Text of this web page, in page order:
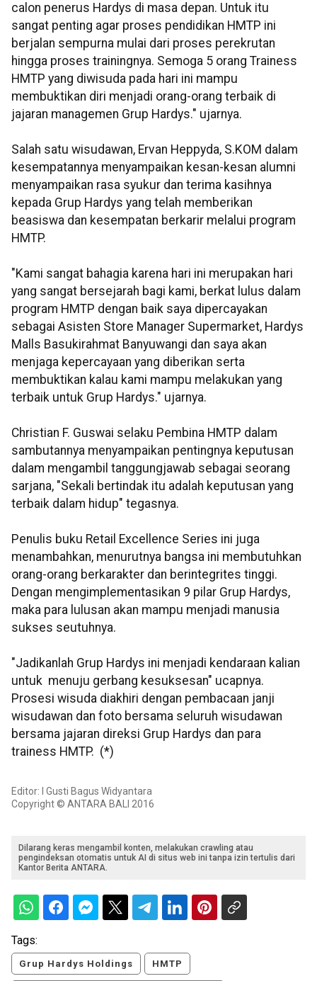
calon penerus Hardys di masa depan. Untuk itu
sangat penting agar proses pendidikan HMTP ini
berjalan sempurna mulai dari proses perekrutan
hingga proses trainingnya. Semoga 5 orang Trainess
HMTP yang diwisuda pada hari ini mampu
membuktikan diri menjadi orang-orang terbaik di
jajaran managemen Grup Hardys." ujarnya.
Salah satu wisudawan, Ervan Heppyda, S.KOM dalam
kesempatannya menyampaikan kesan-kesan alumni
menyampaikan rasa syukur dan terima kasihnya
kepada Grup Hardys yang telah memberikan
beasiswa dan kesempatan berkarir melalui program
HMTP.
"Kami sangat bahagia karena hari ini merupakan hari
yang sangat bersejarah bagi kami, berkat lulus dalam
program HMTP dengan baik saya dipercayakan
sebagai Asisten Store Manager Supermarket, Hardys
Malls Basukirahmat Banyuwangi dan saya akan
menjaga kepercayaan yang diberikan serta
membuktikan kalau kami mampu melakukan yang
terbaik untuk Grup Hardys." ujarnya.
Christian F. Guswai selaku Pembina HMTP dalam
sambutannya menyampaikan pentingnya keputusan
dalam mengambil tanggungjawab sebagai seorang
sarjana, "Sekali bertindak itu adalah keputusan yang
terbaik dalam hidup" tegasnya.
Penulis buku Retail Excellence Series ini juga
menambahkan, menurutnya bangsa ini membutuhkan
orang-orang berkarakter dan berintegrites tinggi.
Dengan mengimplementasikan 9 pilar Grup Hardys,
maka para lulusan akan mampu menjadi manusia
sukses seutuhnya.
"Jadikanlah Grup Hardys ini menjadi kendaraan kalian
untuk menuju gerbang kesuksesan" ucapnya.
Prosesi wisuda diakhiri dengan pembacaan janji
wisudawan dan foto bersama seluruh wisudawan
bersama jajaran direksi Grup Hardys dan para
trainess HMTP. (*)
Editor: I Gusti Bagus Widyantara
Copyright © ANTARA BALI 2016
Dilarang keras mengambil konten, melakukan crawling atau
pengindeksan otomatis untuk AI di situs web ini tanpa izin tertulis dari
Kantor Berita ANTARA.
Tags:
Grup Hardys Holdings HMTP